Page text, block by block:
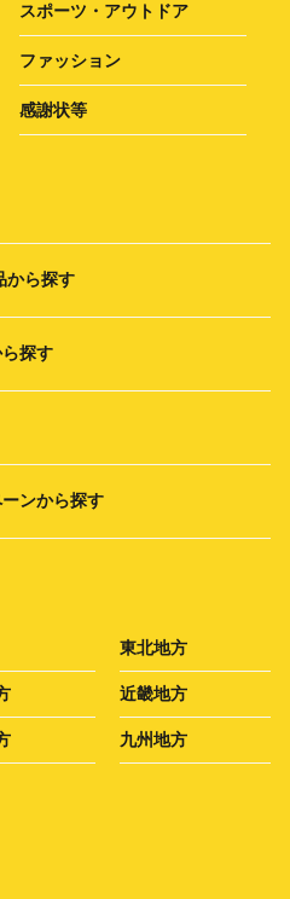
スポーツ・アウトドア
ファッション
感謝状等
から探す
探す
ンから探す
東北地方
近畿地方
九州地方